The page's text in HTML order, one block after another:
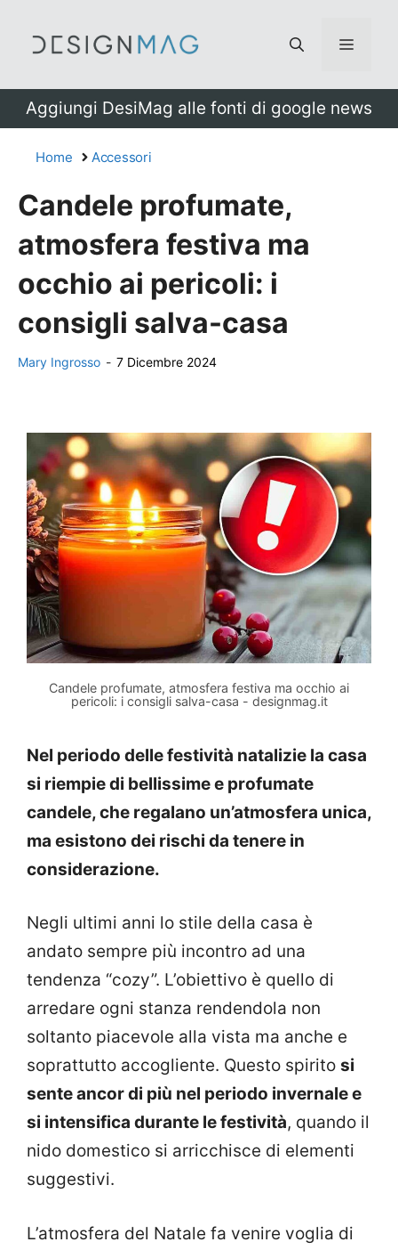
Menu
Aggiungi DesiMag alle fonti di google news
Home Accessori
Candele profumate,
atmosfera festiva ma
occhio ai pericoli: i
consigli salva-casa
Mary Ingrosso - 7 Dicembre 2024
Candele profumate, atmosfera festiva ma occhio ai
pericoli: i consigli salva-casa - designmag.it
Nel periodo delle festività natalizie la casa
si riempie di bellissime e profumate
candele, che regalano un’atmosfera unica,
ma esistono dei rischi da tenere in
considerazione.
Negli ultimi anni lo stile della casa è
andato sempre più incontro ad una
tendenza “cozy”. L’obiettivo è quello di
arredare ogni stanza rendendola non
soltanto piacevole alla vista ma anche e
soprattutto accogliente. Questo spirito si
sente ancor di più nel periodo invernale e
si intensifica durante le festività, quando il
nido domestico si arricchisce di elementi
suggestivi.
L’atmosfera del Natale fa venire voglia di